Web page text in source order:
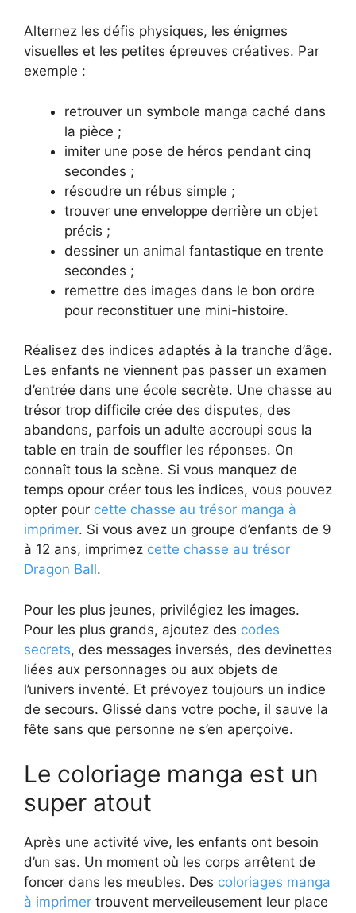
Alternez les défis physiques, les énigmes
visuelles et les petites épreuves créatives. Par
exemple :
retrouver un symbole manga caché dans
la pièce ;
imiter une pose de héros pendant cinq
secondes ;
résoudre un rébus simple ;
trouver une enveloppe derrière un objet
précis ;
dessiner un animal fantastique en trente
secondes ;
remettre des images dans le bon ordre
pour reconstituer une mini-histoire.
Réalisez des indices adaptés à la tranche d’âge.
Les enfants ne viennent pas passer un examen
d’entrée dans une école secrète. Une chasse au
trésor trop difficile crée des disputes, des
abandons, parfois un adulte accroupi sous la
table en train de souffler les réponses. On
connaît tous la scène. Si vous manquez de
temps opour créer tous les indices, vous pouvez
opter pour cette chasse au trésor manga à
imprimer. Si vous avez un groupe d’enfants de 9
à 12 ans, imprimez cette chasse au trésor
Dragon Ball.
Pour les plus jeunes, privilégiez les images.
Pour les plus grands, ajoutez des codes
secrets, des messages inversés, des devinettes
liées aux personnages ou aux objets de
l’univers inventé. Et prévoyez toujours un indice
de secours. Glissé dans votre poche, il sauve la
fête sans que personne ne s’en aperçoive.
Le coloriage manga est un
super atout
Après une activité vive, les enfants ont besoin
d’un sas. Un moment où les corps arrêtent de
foncer dans les meubles. Des coloriages manga
à imprimer trouvent merveileusement leur place